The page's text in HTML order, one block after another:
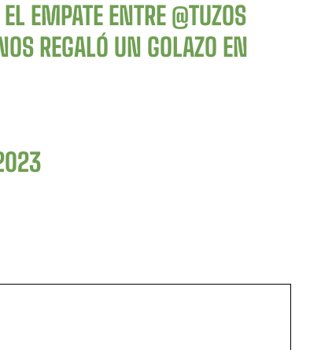
EMPATE ENTRE @TUZOS
REGALÓ UN GOLAZO EN